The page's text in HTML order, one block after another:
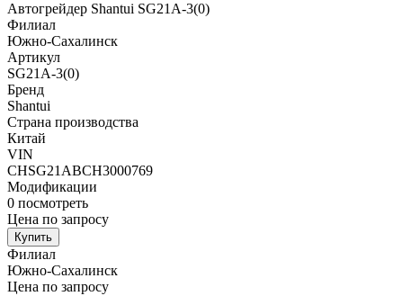
Автогрейдер Shantui SG21A-3(0)
Филиал
Южно-Сахалинск
Артикул
SG21A-3(0)
Бренд
Shantui
Страна производства
Китай
VIN
CHSG21ABCH3000769
Модификации
0 посмотреть
Цена по запросу
Купить
Филиал
Южно-Сахалинск
Цена по запросу